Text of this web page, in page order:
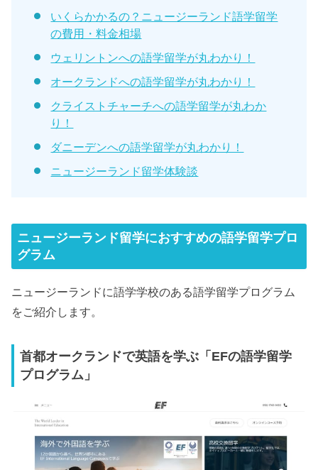
いくらかかるの？ニュージーランド語学留学
の費用・料金相場
ウェリントンへの語学留学が丸わかり！
オークランドへの語学留学が丸わかり！
クライストチャーチへの語学留学が丸わか
り！
ダニーデンへの語学留学が丸わかり！
ニュージーランド留学体験談
ニュージーランド留学におすすめの語学留学プロ
グラム
ニュージーランドに語学学校のある語学留学プログラム
をご紹介します。
首都オークランドで英語を学ぶ「EFの語学留学
プログラム」